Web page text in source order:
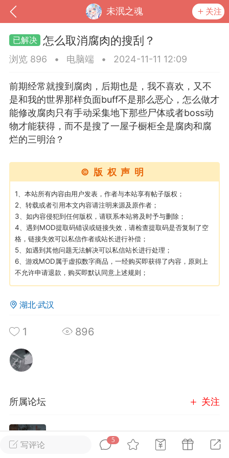
未泯之魂 关注
道具 排行榜
MOD下载 攻略教程 联机招募
大人
Lv.8
02-10 15:45
电脑端 其他&工具
卖挂
禁止发布联机可用的作弊模组，
单机辅助引流私下售卖服务器外挂！
作弊模组在联机服务器使用,为了维护游
模组的发布行为：1. *...
72
大人
Lv.8
写评论
5
怎么取消腐肉的搜刮？
浏览 896 • 电脑端 • 2024-11-11 12:09
前期经常就搜到腐肉，后期也是，我不喜欢，又不
是和我的世界那样负面buff不是那么恶心，怎么做才
能修改腐肉只有手动采集地下那些尸体或者boss动
物才能获得，而不是搜了一屋子橱柜全是腐肉和腐
烂的三明治？
©版权声明
1、本站所有内容由用户发表，作者与本站享有帖子版权；
2、转载或者引用本文内容请注明来源及原作者；
3、如内容侵犯到任何版权，请联系本站将及时予与删除；
4、遇到MOD提取码错误或链接失效，请检查提取码是否复制了空
格，链接失效可以私信作者或站长进行补偿；
5、如遇到其他问题无法解决可以私信站长进行处理；
6、游戏MOD属于虚拟数字商品，一经购买即获得了内容，原则上
不允许申请退款，购买即默认同意上述规则；
湖北·武汉
1 896
所属论坛 关注
进入论坛